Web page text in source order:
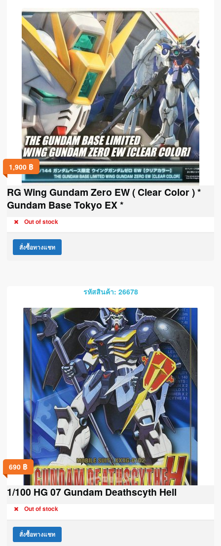
1,900 ฿
RG Wing Gundam Zero EW ( Clear Color ) *
Gundam Base Tokyo EX *
Out of stock
สั่งซื้อทางแชท
รหัสสินค้า: 26678
690 ฿
1/100 HG 07 Gundam Deathscyth Hell
Out of stock
สั่งซื้อทางแชท